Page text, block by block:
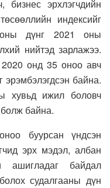
эрхлэгчдийн
индексийг
оны дүнг 2021 оны
нийтэд зарлажээ.
онд 35 оноо авч
байна.
хувьд ижил боловч
байна.
буурсан үндсэн
эрх мэдэл, албан
ашигладаг байдал
судалгааны дүн